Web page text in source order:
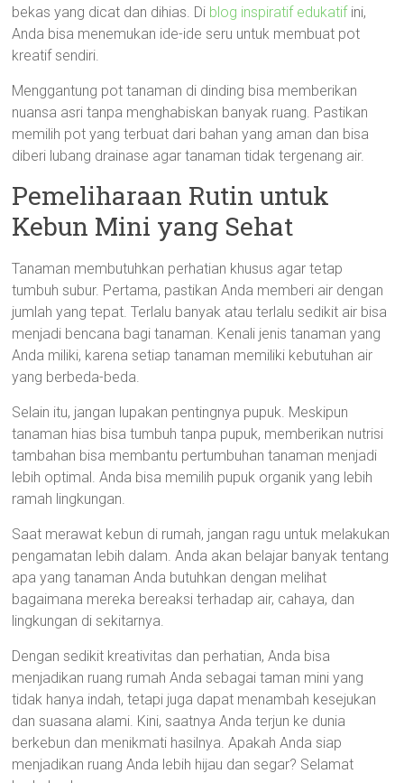
bekas yang dicat dan dihias. Di blog inspiratif edukatifini,
Anda bisa menemukan ide-ide seru untuk membuat pot
kreatif sendiri.
Menggantung pot tanaman di dinding bisa memberikan
nuansa asri tanpa menghabiskan banyak ruang. Pastikan
memilih pot yang terbuat dari bahan yang aman dan bisa
diberi lubang drainase agar tanaman tidak tergenang air.
Pemeliharaan Rutin untuk
Kebun Mini yang Sehat
Tanaman membutuhkan perhatian khusus agar tetap
tumbuh subur. Pertama, pastikan Anda memberi air dengan
jumlah yang tepat. Terlalu banyak atau terlalu sedikit air bisa
menjadi bencana bagi tanaman. Kenali jenis tanaman yang
Anda miliki, karena setiap tanaman memiliki kebutuhan air
yang berbeda-beda.
Selain itu, jangan lupakan pentingnya pupuk. Meskipun
tanaman hias bisa tumbuh tanpa pupuk, memberikan nutrisi
tambahan bisa membantu pertumbuhan tanaman menjadi
lebih optimal. Anda bisa memilih pupuk organik yang lebih
ramah lingkungan.
Saat merawat kebun di rumah, jangan ragu untuk melakukan
pengamatan lebih dalam. Anda akan belajar banyak tentang
apa yang tanaman Anda butuhkan dengan melihat
bagaimana mereka bereaksi terhadap air, cahaya, dan
lingkungan di sekitarnya.
Dengan sedikit kreativitas dan perhatian, Anda bisa
menjadikan ruang rumah Anda sebagai taman mini yang
tidak hanya indah, tetapi juga dapat menambah kesejukan
dan suasana alami. Kini, saatnya Anda terjun ke dunia
berkebun dan menikmati hasilnya. Apakah Anda siap
menjadikan ruang Anda lebih hijau dan segar? Selamat